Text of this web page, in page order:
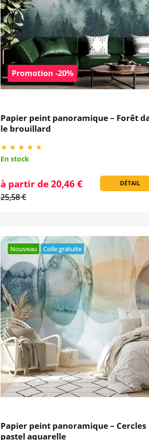
Promotion -20%
Papier peint panoramique – Forêt
le brouillard
En stock
DÉTAIL
à partir de 20,46 €
25,58 €
Nouveau Colle gratuite
Papier peint panoramique – Cercles
pastel aquarelle